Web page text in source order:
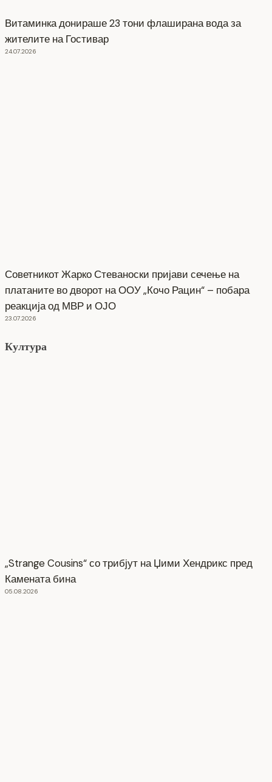
Витаминка донираше 23 тони флаширана вода за
жителите на Гостивар
24.07.2026
Советникот Жарко Стеваноски пријави сечење на
платаните во дворот на ООУ „Кочо Рацин“ – побара
реакција од МВР и ОЈО
23.07.2026
Култура
„Strange Cousins“ со трибјут на Џими Хендрикс пред
Камената бина
05.08.2026